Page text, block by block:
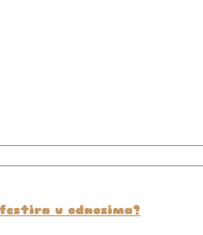
u odnosima?